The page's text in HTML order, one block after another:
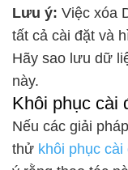
Lưu ý: Việc xóa
tất cả cài đặt và
Hãy sao lưu dữ
này.
Khôi phục cài
Nếu các giải
thử khôi phục